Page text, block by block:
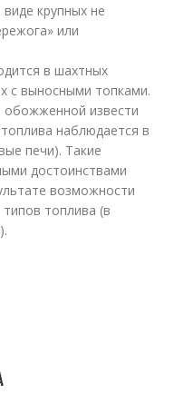
крупных не
или
в шахтных
с выносными топками.
извести
наблюдается в
печи). Такие
достоинствами
возможности
топлива (в